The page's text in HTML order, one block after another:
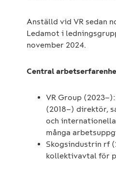
Anställd vid VR sedan
Ledamot i
november 2024.
Central
VR Group
(2018–) direktör,
och
många
Skogsindustrin rf
kollektivavtal för